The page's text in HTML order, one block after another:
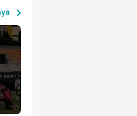
chevron_right